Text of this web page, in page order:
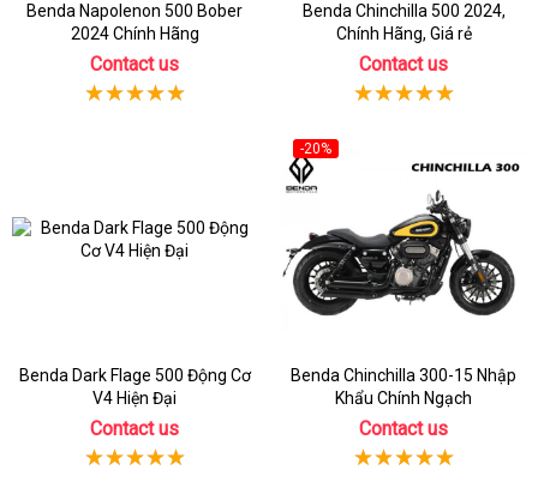
Benda Napolenon 500 Bober
2024 Chính Hãng
Contact us
Benda Chinchilla 500 2024,
Chính Hãng, Giá rẻ
Contact us
Benda Dark Flage 500 Động Cơ
V4 Hiện Đại
Contact us
-20%
Benda Chinchilla 300-15 Nhập
Khẩu Chính Ngạch
Contact us